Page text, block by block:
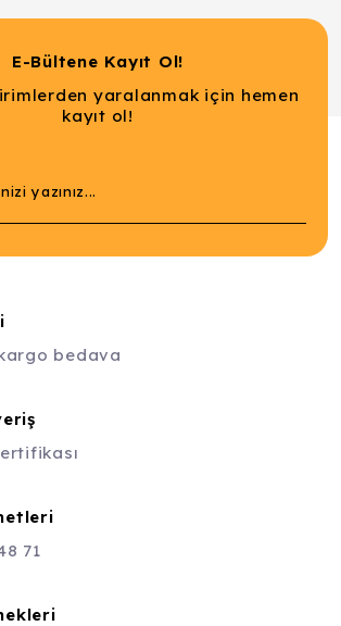
E-Bültene Kayıt Ol!
yaralanmak için hemen
kayıt ol!
bedava
71